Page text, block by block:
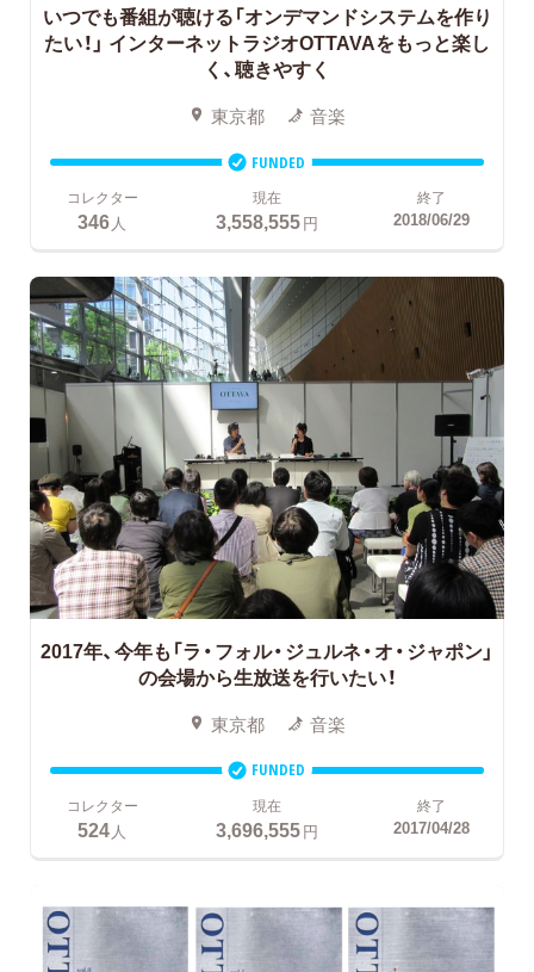
いつでも番組が聴ける「オンデマンドシステムを作り
たい！」 インターネットラジオOTTAVAをもっと楽し
く、聴きやすく
東京都 音楽
FUNDED
コレクター
346人
現在
3,558,555円
終了
2018/06/29
2017年、今年も「ラ・フォル・ジュルネ・オ・ジャポン」
の会場から生放送を行いたい！
東京都 音楽
FUNDED
コレクター
524 人
現在
3,696,555円
終了
2017/04/28